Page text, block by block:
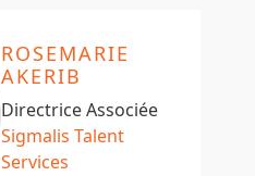
ROSEMARIE
AKERIB
Directrice Associée
Sigmalis Talent
Services